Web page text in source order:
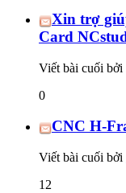
Xin trợ
Card
Viết bài cuối bởi
0
CNC H-
Viết bài cuối bởi
12